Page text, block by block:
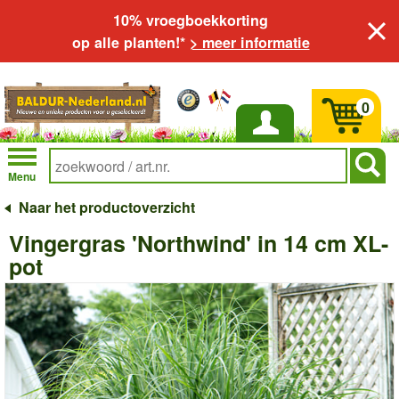
10% vroegboekkorting
op alle planten!* > meer informatie
Inloggen
Menu
0
Naar het productoverzicht
Vingergras 'Northwind' in 14 cm XL-
pot